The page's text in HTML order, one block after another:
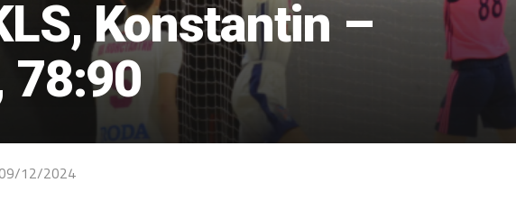
Konstantin –
78:90
09/12/2024